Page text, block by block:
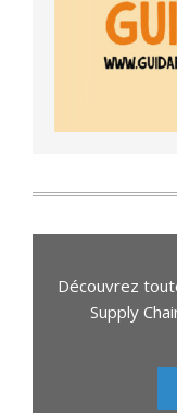
Découvrez
Supply